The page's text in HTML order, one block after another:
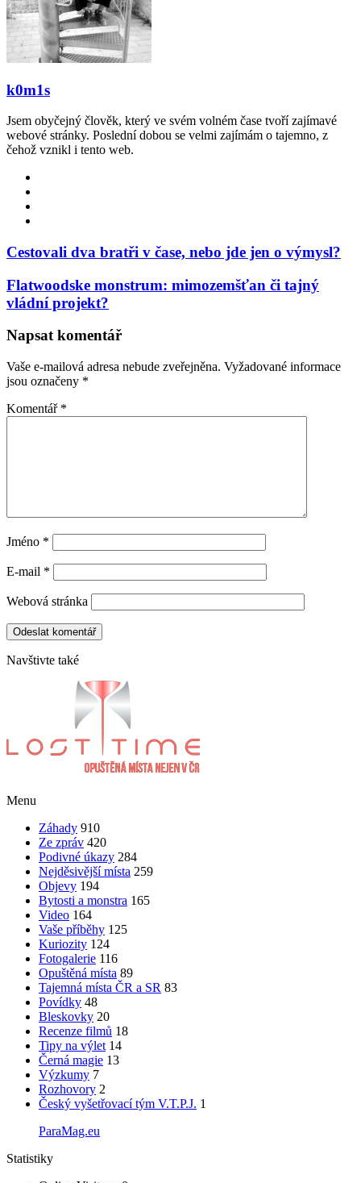
k0m1s
Jsem obyčejný člověk, který ve svém volném čase tvoří zajímavé
webové stránky. Poslední dobou se velmi zajímám o tajemno, z
čehož vznikl i tento web.
Cestovali dva bratři v čase, nebo jde jen o výmysl?
Flatwoodske monstrum: mimozemšťan či tajný
vládní projekt?
Napsat komentář
Vaše e-mailová adresa nebude zveřejněna. Vyžadované informace
jsou označeny *
Komentář *
Jméno *
E-mail *
Webová stránka
Navštivte také
Menu
Záhady 910
Ze zpráv 420
Podivné úkazy 284
Nejděsivější místa 259
Objevy 194
Bytosti a monstra 165
Video 164
Vaše příběhy 125
Kuriozity 124
Fotogalerie 116
Opuštěná místa 89
Tajemná místa ČR a SR 83
Povídky 48
Bleskovky 20
Recenze filmů 18
Tipy na výlet 14
Černá magie 13
Výzkumy 7
Rozhovory 2
Český vyšetřovací tým V.T.P.J. 1
ParaMag.eu
Statistiky